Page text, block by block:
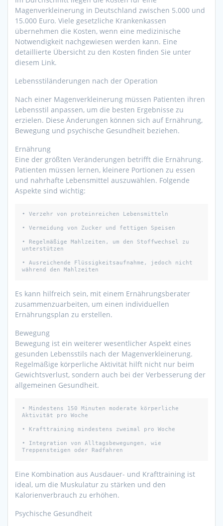
Magenverkleinerung in Deutschland zwischen 5.000 und
15.000 Euro. Viele gesetzliche Krankenkassen
übernehmen die Kosten, wenn eine medizinische
Notwendigkeit nachgewiesen werden kann. Eine
detaillierte Übersicht zu den Kosten finden Sie unter
diesem Link.
Lebensstiländerungen nach der Operation
Nach einer Magenverkleinerung müssen Patienten ihren
Lebensstil anpassen, um die besten Ergebnisse zu
erzielen. Diese Änderungen können sich auf Ernährung,
Bewegung und psychische Gesundheit beziehen.
Ernährung
Eine der größten Veränderungen betrifft die Ernährung.
Patienten müssen lernen, kleinere Portionen zu essen
und nahrhafte Lebensmittel auszuwählen. Folgende
Aspekte sind wichtig:
• Verzehr von proteinreichen Lebensmitteln
• Vermeidung von Zucker und fettigen Speisen
• Regelmäßige Mahlzeiten, um den Stoffwechsel zu
unterstützen
• Ausreichende Flüssigkeitsaufnahme, jedoch nicht
während den Mahlzeiten
Es kann hilfreich sein, mit einem Ernährungsberater
zusammenzuarbeiten, um einen individuellen
Ernährungsplan zu erstellen.
Bewegung
Bewegung ist ein weiterer wesentlicher Aspekt eines
gesunden Lebensstils nach der Magenverkleinerung.
Regelmäßige körperliche Aktivität hilft nicht nur beim
Gewichtsverlust, sondern auch bei der Verbesserung der
allgemeinen Gesundheit.
• Mindestens 150 Minuten moderate körperliche
Aktivität pro Woche
• Krafttraining mindestens zweimal pro Woche
• Integration von Alltagsbewegungen, wie
Treppensteigen oder Radfahren
Eine Kombination aus Ausdauer- und Krafttraining ist
ideal, um die Muskulatur zu stärken und den
Kalorienverbrauch zu erhöhen.
Psychische Gesundheit